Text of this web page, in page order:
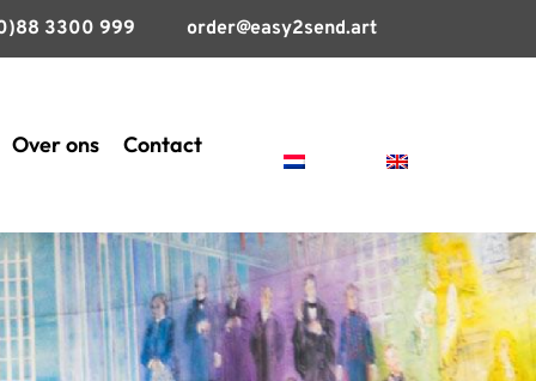
3300 999 order@easy2send.art
Over ons Contact